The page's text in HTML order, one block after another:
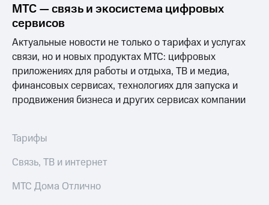
МТС — связь и экосистема цифровых
сервисов
Актуальные новости не только о тарифах и услугах
связи, но и новых продуктах МТС: цифровых
приложениях для работы и отдыха, ТВ и медиа,
финансовых сервисах, технологиях для запуска и
продвижения бизнеса и других сервисах компании
Тарифы
Связь, ТВ и интернет
МТС Дома Отлично